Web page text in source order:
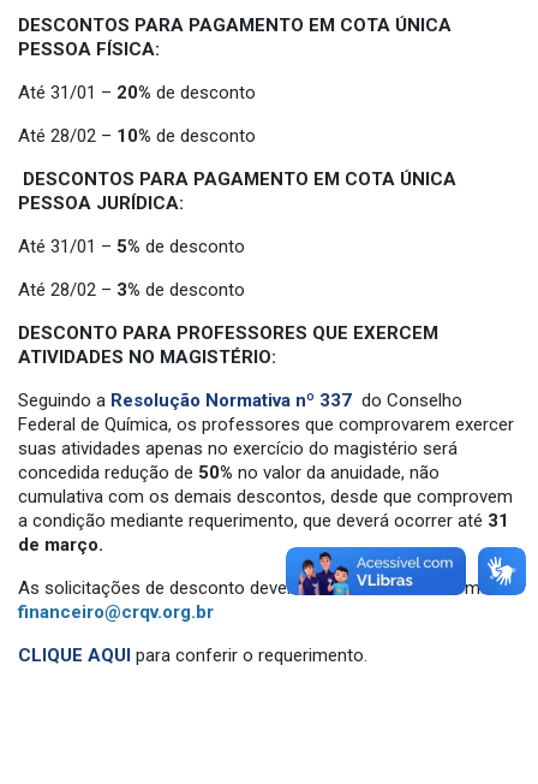
DESCONTOS PARA PAGAMENTO EM COTA ÚNICA
PESSOA FÍSICA:
Até 31/01 – 20% de desconto
Até 28/02 – 10% de desconto
DESCONTOS PARA PAGAMENTO EM COTA ÚNICA
PESSOA JURÍDICA:
Até 31/01 – 5% de desconto
Até 28/02 – 3% de desconto
DESCONTO PARA PROFESSORES QUE EXERCEM
ATIVIDADES NO MAGISTÉRIO:
Seguindo a Resolução Normativa nº 337 do Conselho
Federal de Química, os professores que comprovarem exercer
suas atividades apenas no exercício do magistério será
concedida redução de 50% no valor da anuidade, não
cumulativa com os demais descontos, desde que comprovem
a condição mediante requerimento, que deverá ocorrer até 31
de março.
As solicitações de desconto deverão ser enviadas ao e-mail:
financeiro@crqv.org.br
CLIQUE AQUI para conferir o requerimento.